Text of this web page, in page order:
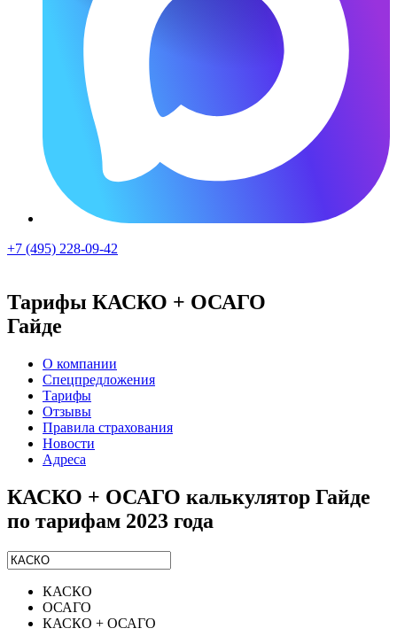
+7 (495) 228-09-42
Тарифы КАСКО + ОСАГО
Гайде
О компании
Спецпредложения
Тарифы
Отзывы
Правила страхования
Новости
Адреса
КАСКО + ОСАГО калькулятор Гайде
по тарифам 2023 года
КАСКО
ОСАГО
КАСКО + ОСАГО